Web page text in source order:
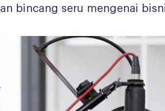
bincang seru mengenai